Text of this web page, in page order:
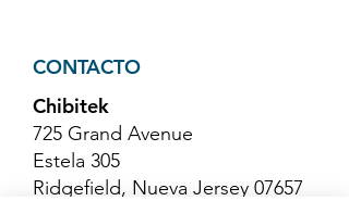
CONTACTO
Chibitek
725 Grand Avenue
Estela 305
Ridgefield, Nueva Jersey 07657